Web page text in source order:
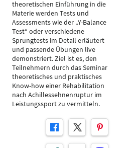
theoretischen Einführung in die
Materie werden Tests und
Assessments wie der „Y-Balance
Test“ oder verschiedene
Sprungtests im Detail erläutert
und passende Übungen live
demonstriert. Ziel ist es, den
Teilnehmern durch das Seminar
theoretisches und praktisches
Know-how einer Rehabilitation
nach Achillessehnenruptur im
Leistungssport zu vermitteln.